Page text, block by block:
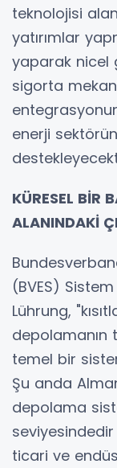
teknolojisi
yatırımlar
yaparak nicel
sigorta
enerji
KÜRESEL BİR
ALANINDAKİ
(BVES) Sistem
Lührung,
depolamanın
temel bir
Şu anda
depolama
ticari ve